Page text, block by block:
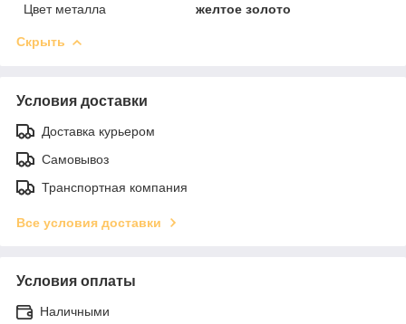
Цвет металла
желтое золото
Скрыть
Условия доставки
Доставка курьером
Самовывоз
Транспортная компания
Все условия доставки
Условия оплаты
Наличными